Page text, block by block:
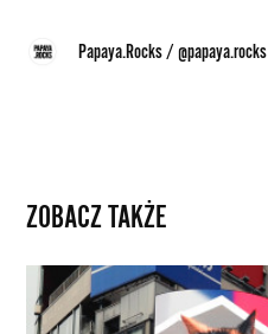
Papaya.Rocks /@papaya.rocks
ZOBACZ TAKŻE
Ogromny
kot